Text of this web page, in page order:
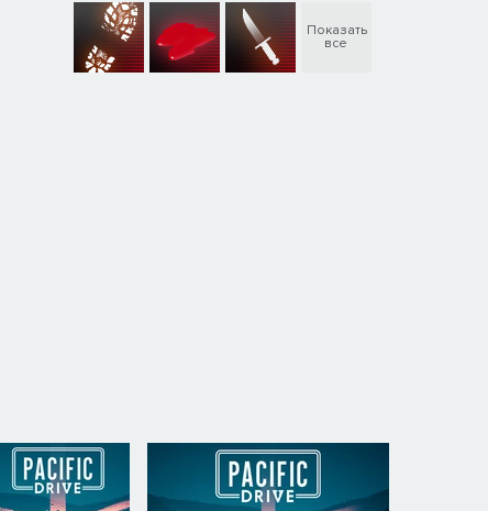
Показать
все